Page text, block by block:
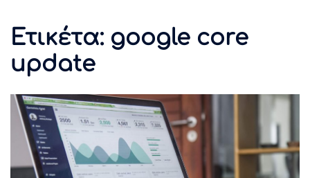
Ετικέτα: google core
update